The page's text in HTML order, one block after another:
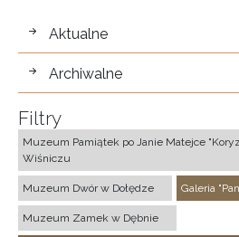
wystawy
Aktualne
Archiwalne
Filtry
Muzeum Pamiątek po Janie Matejce
Wiśniczu
Muzeum Dwór w Dołędze Galeria
Muzeum Zamek w Dębnie